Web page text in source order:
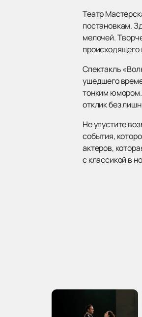
Театр
постановкам.
мелочей.
происходящего
Спектакль
ушедшего
тонким юмором.
отклик без
Не упустите
события,
актеров,
с классикой в